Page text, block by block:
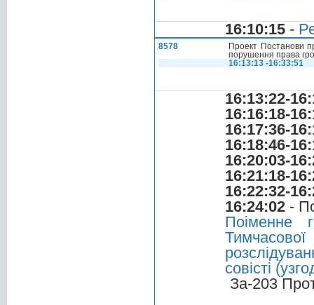
16:10:15 -
8578
Проект Постанови
порушення права
16:13:13 -16:33:51
16:13:22-
16:16:18-
16:17:36-
16:18:46-
16:20:03-
16:21:18-
16:22:32-
16:24:02 -
Поіменне
Тимчасової
совісті
За-203